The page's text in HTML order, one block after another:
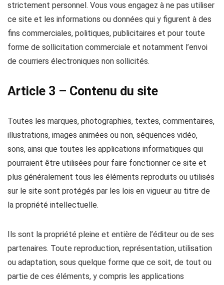
strictement personnel. Vous vous engagez à ne pas utiliser
ce site et les informations ou données qui y figurent à des
fins commerciales, politiques, publicitaires et pour toute
forme de sollicitation commerciale et notamment l’envoi
de courriers électroniques non sollicités.
Article 3 – Contenu du site
Toutes les marques, photographies, textes, commentaires,
illustrations, images animées ou non, séquences vidéo,
sons, ainsi que toutes les applications informatiques qui
pourraient être utilisées pour faire fonctionner ce site et
plus généralement tous les éléments reproduits ou utilisés
sur le site sont protégés par les lois en vigueur au titre de
la propriété intellectuelle.
Ils sont la propriété pleine et entière de l’éditeur ou de ses
partenaires. Toute reproduction, représentation, utilisation
ou adaptation, sous quelque forme que ce soit, de tout ou
partie de ces éléments, y compris les applications